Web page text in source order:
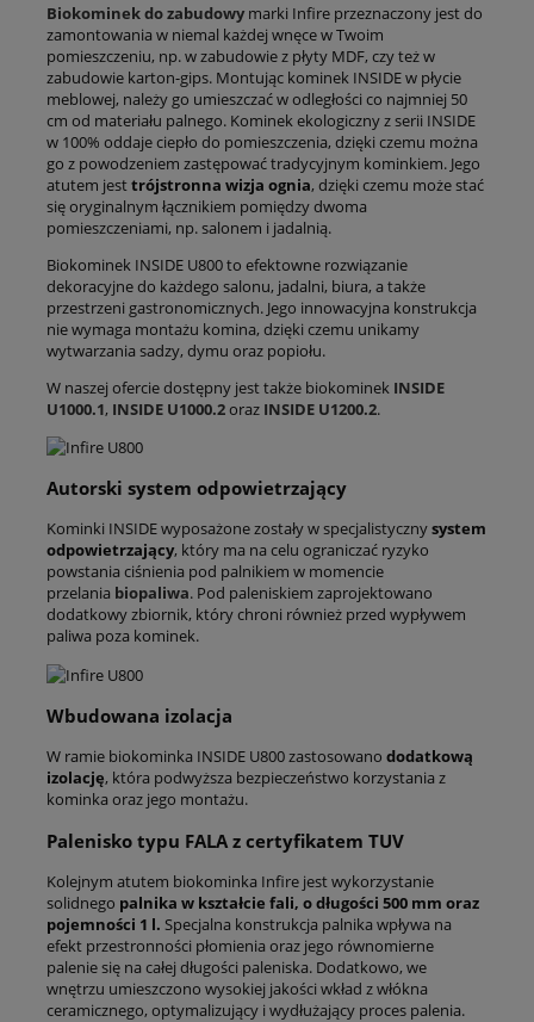
Biokominek do zabudowy marki Infire przeznaczony jest do
zamontowania w niemal każdej wnęce w Twoim
pomieszczeniu, np. w zabudowie z płyty MDF, czy też w
zabudowie karton-gips. Montując kominek INSIDE w płycie
meblowej, należy go umieszczać w odległości co najmniej 50
cm od materiału palnego. Kominek ekologiczny z serii INSIDE
w 100% oddaje ciepło do pomieszczenia, dzięki czemu można
go z powodzeniem zastępować tradycyjnym kominkiem. Jego
atutem jesttrójstronna wizja ognia, dzięki czemu może stać
się oryginalnym łącznikiem pomiędzy dwoma
pomieszczeniami, np. salonem i jadalnią.
Biokominek INSIDE U800 to efektowne rozwiązanie
dekoracyjne do każdego salonu, jadalni, biura, a także
przestrzeni gastronomicznych. Jego innowacyjna konstrukcja
nie wymaga montażu komina, dzięki czemu unikamy
wytwarzania sadzy, dymu oraz popiołu.
W naszej ofercie dostępny jest także biokominek INSIDE
U1000.1, INSIDE U1000.2oraz INSIDE U1200.2.
Autorski system odpowietrzający
Kominki INSIDE wyposażone zostały w specjalistycznysystem
odpowietrzający, który ma na celu ograniczać ryzyko
powstania ciśnienia pod palnikiem w momencie
przelania biopaliwa. Pod paleniskiem zaprojektowano
dodatkowy zbiornik, który chroni również przed wypływem
paliwa poza kominek.
Wbudowana izolacja
W ramie biokominka INSIDE U800 zastosowano dodatkową
izolację, która podwyższa bezpieczeństwo korzystania z
kominka oraz jego montażu.
Palenisko typu FALA z certyfikatem TUV
Kolejnym atutem biokominka Infire jest wykorzystanie
solidnego palnika w kształcie fali, o długości 500 mm oraz
pojemności 1 l. Specjalna konstrukcja palnika wpływa na
efekt przestronności płomienia oraz jego równomierne
palenie się na całej długości paleniska. Dodatkowo, we
wnętrzu umieszczono wysokiej jakości wkład z włókna
ceramicznego, optymalizujący i wydłużający proces palenia.